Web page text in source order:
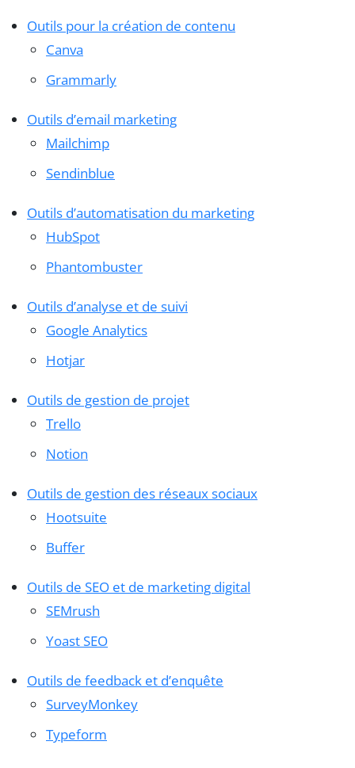
Outils pour la création de contenu
Canva
Grammarly
Outils d’email marketing
Mailchimp
Sendinblue
Outils d’automatisation du marketing
HubSpot
Phantombuster
Outils d’analyse et de suivi
Google Analytics
Hotjar
Outils de gestion de projet
Trello
Notion
Outils de gestion des réseaux sociaux
Hootsuite
Buffer
Outils de SEO et de marketing digital
SEMrush
Yoast SEO
Outils de feedback et d’enquête
SurveyMonkey
Typeform